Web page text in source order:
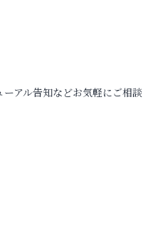
アル告知などお気軽にご相